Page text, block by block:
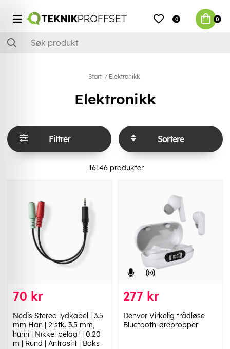
0 0
Start Elektronikk
Elektronikk
Filtrer Sortere
16146produkter
70 kr
Nedis Stereo lydkabel | 3.5
mm Han | 2 stk. 3.5 mm,
hunn | Nikkel belagt | 0.20
m | Rund | Antrasitt | Boks
277 kr
Denver Virkelig trådløse
Bluetooth-ørepropper